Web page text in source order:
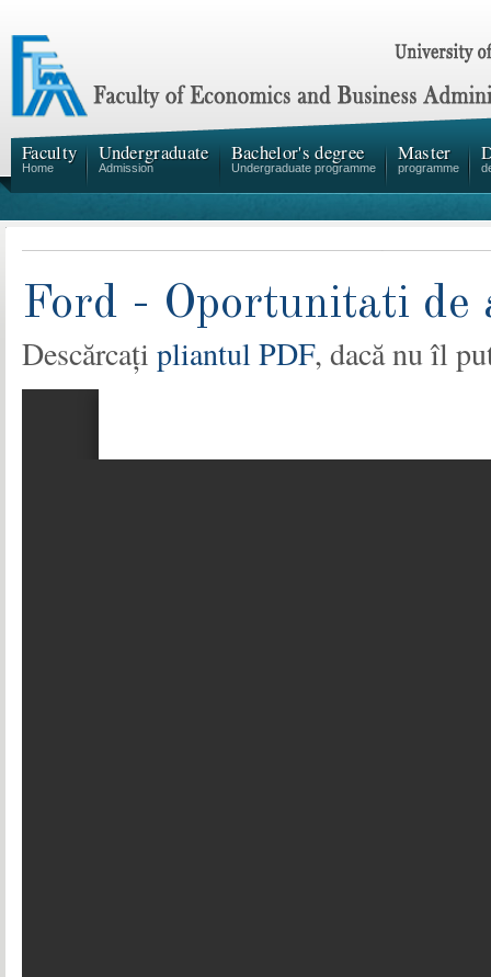
Faculty
Home
Undergraduate
Admission
Bachelor's degree
Undergraduate programme
Master
programme
Ford - Oportunitati de
Descărcați pliantul PDF, dacă nu îl